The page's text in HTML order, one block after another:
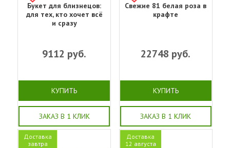
Букет для близнецов:
для тех, кто хочет всё
и сразу
9112 руб.
КУПИТЬ
ЗАКАЗ В 1 КЛИК
Свежие 81 белая роза в
крафте
22748 руб.
КУПИТЬ
ЗАКАЗ В 1 КЛИК
Доставка
завтра
Доставка
12 августа